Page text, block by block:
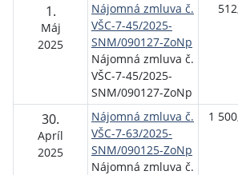
1.
Máj
2025
Nájomná zmluva č.
VŠC-7-45/2025-
SNM/090127-ZoNp
Nájomná zmluva č.
VŠC-7-45/2025-
SNM/090127-ZoNp
30.
Apríl
2025
Nájomná zmluva č.
VŠC-7-63/2025-
SNM/090125-ZoNp
Nájomná zmluva č.
1